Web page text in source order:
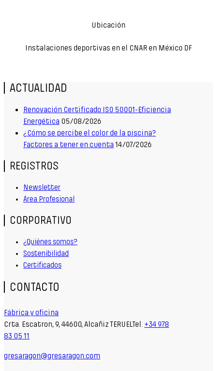
Ubicación
Instalaciones deportivas en el CNAR en México DF
ACTUALIDAD
Renovación Certificado ISO 50001-Eficiencia
Energética 05/08/2026
¿Cómo se percibe el color de la piscina?
Factores a tener en cuenta 14/07/2026
REGISTROS
Newsletter
Área Profesional
CORPORATIVO
¿Quiénes somos?
Sostenibilidad
Certificados
CONTACTO
Fábrica y oficina
Crta. Escatron, 9, 44600, Alcañiz TERUELTel. +34 978
83 05 11
gresaragon@gresaragon.com